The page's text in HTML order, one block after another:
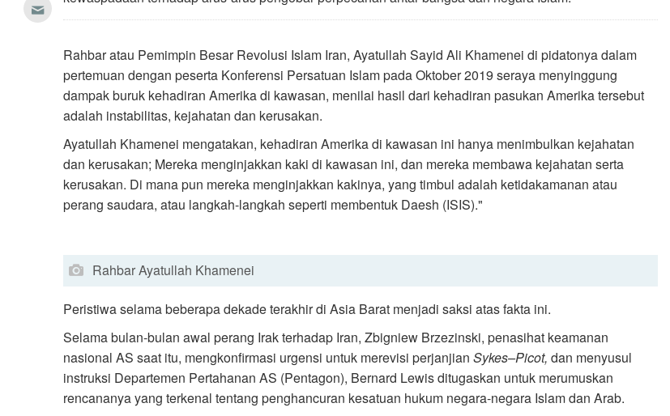
Rahbar atau Pemimpin Besar Revolusi Islam Iran, Ayatullah Sayid Ali Khamenei di pidatonya dalam
pertemuan dengan peserta Konferensi Persatuan Islam pada Oktober 2019 seraya menyinggung
dampak buruk kehadiran Amerika di kawasan, menilai hasil dari kehadiran pasukan Amerika tersebut
adalah instabilitas, kejahatan dan kerusakan.
Ayatullah Khamenei mengatakan, kehadiran Amerika di kawasan ini hanya menimbulkan kejahatan
dan kerusakan; Mereka menginjakkan kaki di kawasan ini, dan mereka membawa kejahatan serta
kerusakan. Di mana pun mereka menginjakkan kakinya, yang timbul adalah ketidakamanan atau
perang saudara, atau langkah-langkah seperti membentuk Daesh (ISIS)."
Rahbar Ayatullah Khamenei
Peristiwa selama beberapa dekade terakhir di Asia Barat menjadi saksi atas fakta ini.
Selama bulan-bulan awal perang Irak terhadap Iran, Zbigniew Brzezinski, penasihat keamanan
nasional AS saat itu, mengkonfirmasi urgensi untuk merevisi perjanjian Sykes–Picot, dan menyusul
instruksi Departemen Pertahanan AS (Pentagon), Bernard Lewis ditugaskan untuk merumuskan
rencananya yang terkenal tentang penghancuran kesatuan hukum negara-negara Islam dan Arab.